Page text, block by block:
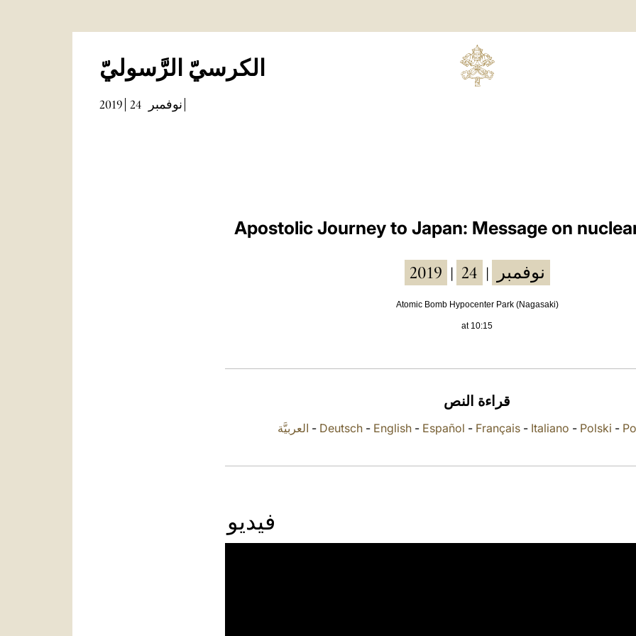
الكرسيّ الرَّسوليّ
2019 نوفمبر 24
Apostolic Journey to Japan: Message on
2019 نوفمبر 24
Atomic Bomb Hypocenter Park (Nagasaki)
at 10:15
قراءة النص
العربيَّة - Deutsch - English - Español - Français - Italiano - Polski -
فيديو